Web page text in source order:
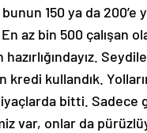
150 ya da 200’e
En az bin 500 çalışan
kredi kullandık.
bitti. Sadece
var, onlar da